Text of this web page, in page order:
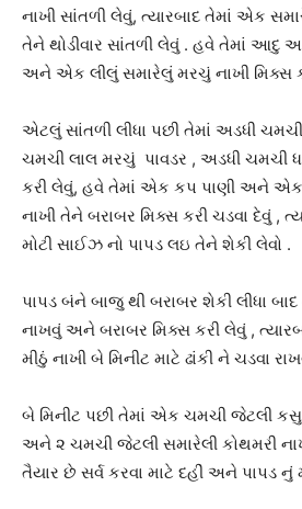
નાખી સાંતળી લેવું, ત્યારબાદ તેમાં એક
તેને થોડીવાર સાંતળી લેવું . હવે તેમાં આદુ
અને એક લીલું સમારેલું મરચું નાખી મિક્સ
એટલું સાંતળી લીધા પછી તેમાં અડધી
ચમચી લાલ મરચું પાવડર , અડધી ચમચી
કરી લેવું, હવે તેમાં એક કપ પાણી અને
નાખી તેને બરાબર મિક્સ કરી ચડવા દેવું ,
મોટી સાઈઝ નો પાપડ લઇ તેને શેકી લેવો .
પાપડ બંને બાજુ થી બરાબર શેકી લીધા
નાખવું અને બરાબર મિક્સ કરી લેવું ,
મીઠું નાખી બે મિનીટ માટે ઢાંકી ને ચડવા
બે મિનીટ પછી તેમાં એક ચમચી જેટલી
અને ૨ ચમચી જેટલી સમારેલી કોથમરી
તૈયાર છે સર્વ કરવા માટે દહીં અને પાપડ